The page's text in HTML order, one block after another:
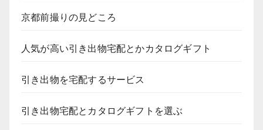
京都前撮りの見どころ
人気が高い引き出物宅配とかカタログギフト
引き出物を宅配するサービス
引き出物宅配とカタログギフトを選ぶ